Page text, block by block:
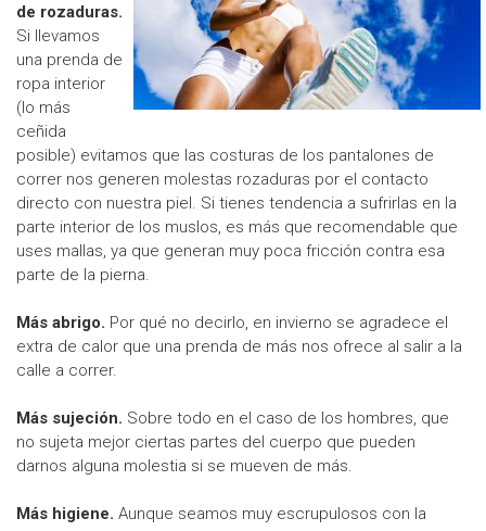
de rozaduras.
Si llevamos
una prenda de
ropa interior
(lo más
ceñida
posible) evitamos que las costuras de los pantalones de
correr nos generen molestas rozaduras por el contacto
directo con nuestra piel. Si tienes tendencia a sufrirlas en la
parte interior de los muslos, es más que recomendable que
uses mallas, ya que generan muy poca fricción contra esa
parte de la pierna.
Más abrigo. Por qué no decirlo, en invierno se agradece el
extra de calor que una prenda de más nos ofrece al salir a la
calle a correr.
Más sujeción. Sobre todo en el caso de los hombres, que
no sujeta mejor ciertas partes del cuerpo que pueden
darnos alguna molestia si se mueven de más.
Más higiene. Aunque seamos muy escrupulosos con la